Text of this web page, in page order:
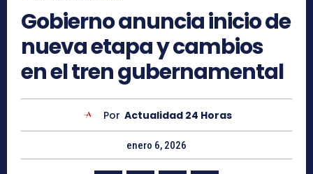
Gobierno anuncia inicio de
nueva etapa y cambios
en el tren gubernamental
Por Actualidad 24 Horas
enero 6, 2026